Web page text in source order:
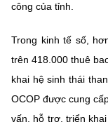
Địa chỉ: Ban Biên tập
Email:
©2026 Bản quyền
website này)
công của tỉnh.
Trong kinh tế số,
trên 418.000 thuê
khai hệ sinh thái
OCOP được cung
vấn, hỗ trợ, triển